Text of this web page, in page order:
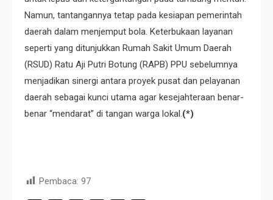
Namun, tantangannya tetap pada kesiapan pemerintah
daerah dalam menjemput bola. Keterbukaan layanan
seperti yang ditunjukkan Rumah Sakit Umum Daerah
(RSUD) Ratu Aji Putri Botung (RAPB) PPU sebelumnya
menjadikan sinergi antara proyek pusat dan pelayanan
daerah sebagai kunci utama agar kesejahteraan benar-
benar “mendarat” di tangan warga lokal. (*)
Pembaca: 97